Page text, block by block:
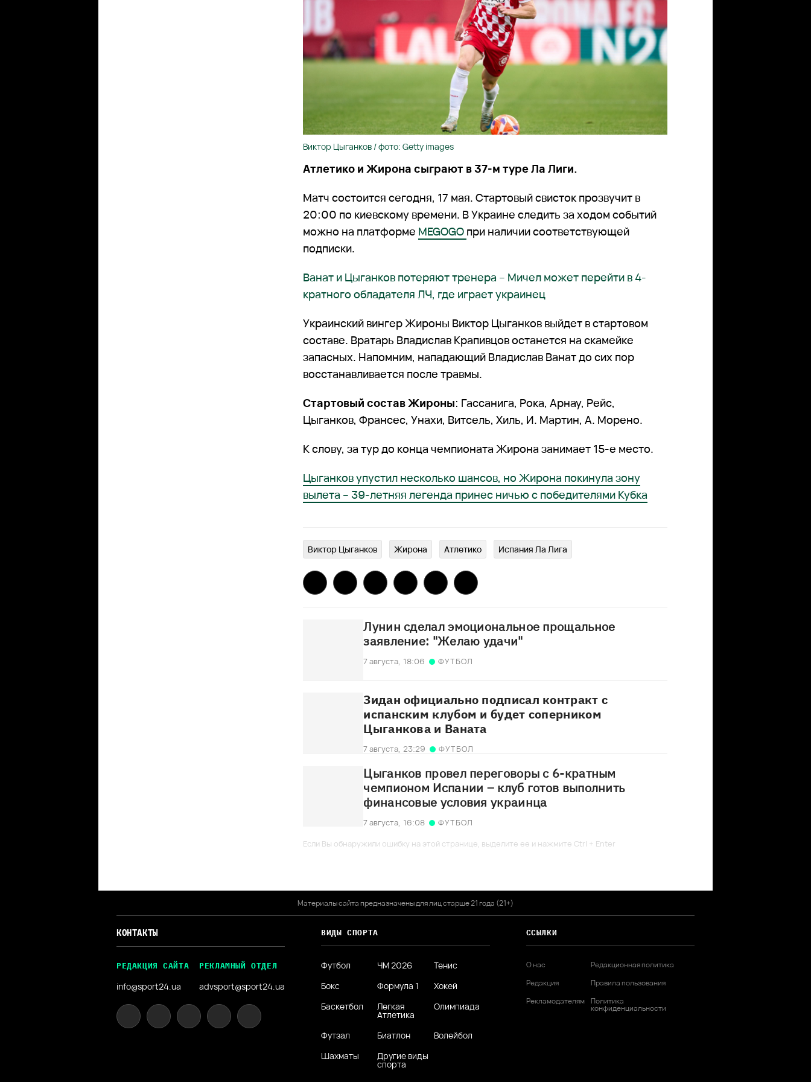
Виктор Цыганков / фото: Getty images
Атлетико и Жирона сыграют в 37-м туре Ла Лиги.
Матч состоится сегодня, 17 мая. Стартовый свисток прозвучит в
20:00 по киевскому времени. В Украине следить за ходом событий
можно на платформе MEGOGO при наличии соответствующей
подписки.
Ванат и Цыганков потеряют тренера – Мичел может перейти в 4-
кратного обладателя ЛЧ, где играет украинец
Украинский вингер Жироны Виктор Цыганков выйдет в стартовом
составе. Вратарь Владислав Крапивцов останется на скамейке
запасных. Напомним, нападающий Владислав Ванат до сих пор
восстанавливается после травмы.
Стартовый состав Жироны: Гассанига, Рока, Арнау, Рейс,
Цыганков, Франсес, Унахи, Витсель, Хиль, И. Мартин, А. Морено.
К слову, за тур до конца чемпионата Жирона занимает 15-е место.
Цыганков упустил несколько шансов, но Жирона покинула зону
вылета – 39-летняя легенда принес ничью с победителями Кубка
Виктор Цыганков Жирона Атлетико Испания Ла Лига
Лунин сделал эмоциональное прощальное
заявление: "Желаю удачи"
7 августа, 18:06 ФУТБОЛ
Зидан официально подписал контракт с
испанским клубом и будет соперником
Цыганкова и Ваната
7 августа, 23:29 ФУТБОЛ
Цыганков провел переговоры с 6-кратным
чемпионом Испании – клуб готов выполнить
финансовые условия украинца
7 августа, 16:08
ФУТБОЛ
Если Вы обнаружили ошибку на этой странице, выделите ее и нажмите Ctrl + Enter
Материалы сайта предназначены для лиц старше 21 года (21+)
КОНТАКТЫ
РЕДАКЦИЯ САЙТА
info@sport24.ua
РЕКЛАМНЫЙ ОТДЕЛ
advsport@sport24.ua
ВИДЫ СПОРТА
Футбол ЧМ 2026
Тенис
Бокс
Формула 1
Хокей
Баскетбол
Легкая
Атлетика
Олимпиада
Футзал Биатлон
Волейбол
Шахматы
Другие виды
спорта
ССЫЛКИ
О нас
Редакция
Рекламодателям
Редакционная политика
Правила пользования
Политика
конфиденциальности